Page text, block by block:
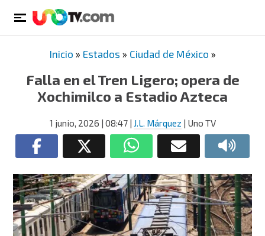
Inicio » Estados » Ciudad de México »
Falla en el Tren Ligero; opera de
Xochimilco a Estadio Azteca
1 junio, 2026 | 08:47| J.L. Márquez | Uno TV